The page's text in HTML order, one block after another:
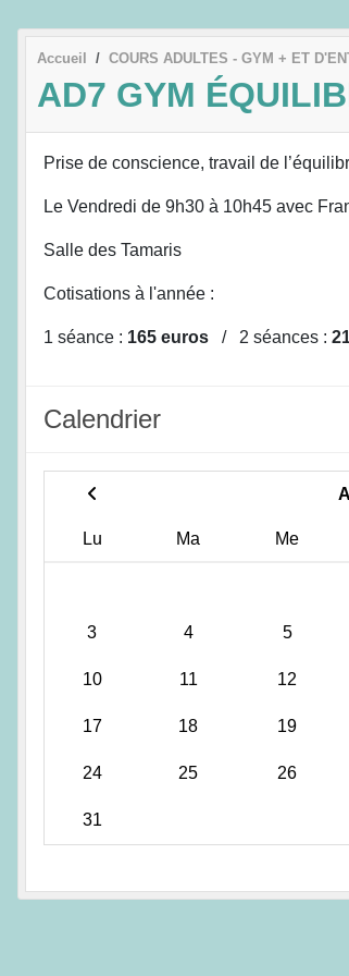
Accueil COURS ADULTES - GYM + ET
AD7 GYM
Prise de conscience, travail de
Le Vendredi de 9h30 à 10h45 avec
Salle des Tamaris
Cotisations à l'année :
1 séance : 165 euros / 2 séances :
Calendrier
Lu Ma Me
3 4 5
10 11 12
17 18 19
24 25 26
31